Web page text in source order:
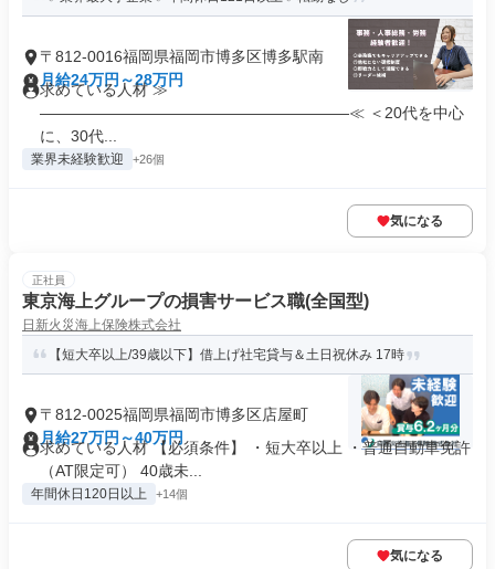
〒812-0016福岡県福岡市博多区博多駅南
月給24万円～28万円
求めている人材 ≫
————————————————————≪ ＜20代を中心
に、30代...
業界未経験歓迎 +26個
気になる
正社員
東京海上グループの損害サービス職(全国型)
日新火災海上保険株式会社
【短大卒以上/39歳以下】借上げ社宅貸与＆土日祝休み 17時
〒812-0025福岡県福岡市博多区店屋町
月給27万円～40万円
求めている人材 【必須条件】 ・短大卒以上 ・普通自動車免許
（AT限定可） 40歳未...
年間休日120日以上 +14個
気になる